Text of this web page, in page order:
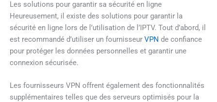
Les solutions pour garantir sa sécurité en ligne
Heureusement, il existe des solutions pour garantir la
sécurité en ligne lors de l’utilisation de l’IPTV. Tout d’abord, il
est recommandé d’utiliser un fournisseur VPN de confiance
pour protéger les données personnelles et garantir une
connexion sécurisée.
Les fournisseurs VPN offrent également des fonctionnalités
supplémentaires telles que des serveurs optimisés pour la